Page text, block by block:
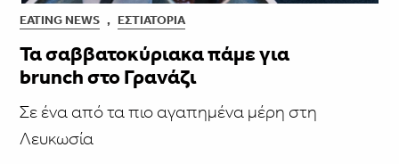
EATING NEWS , ΕΣΤΙΑΤΌΡΙΑ
Τα σαββατοκύριακα πάμε για
brunch στο Γρανάζι
Σε ένα από τα πιο αγαπημένα μέρη στη
Λευκωσία